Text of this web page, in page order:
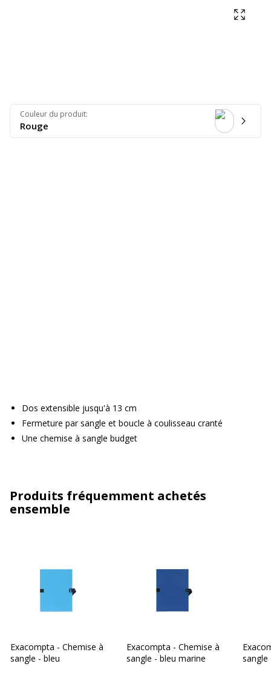
Couleur du produit:
Rouge
Dos extensible jusqu'à 13 cm
Fermeture par sangle et boucle à coulisseau cranté
Une chemise à sangle budget
Produits fréquemment achetés
ensemble
Exacompta - Chemise à
sangle - bleu
Exacompta - Chemise à
sangle - bleu marine
sangle